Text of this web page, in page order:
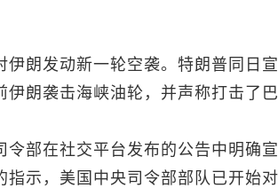
伊朗发动新一轮空袭。特朗普同日
伊朗袭击海峡油轮，并声称打击了
令部在社交平台发布的公告中明确
指示，美国中央司令部部队已开始